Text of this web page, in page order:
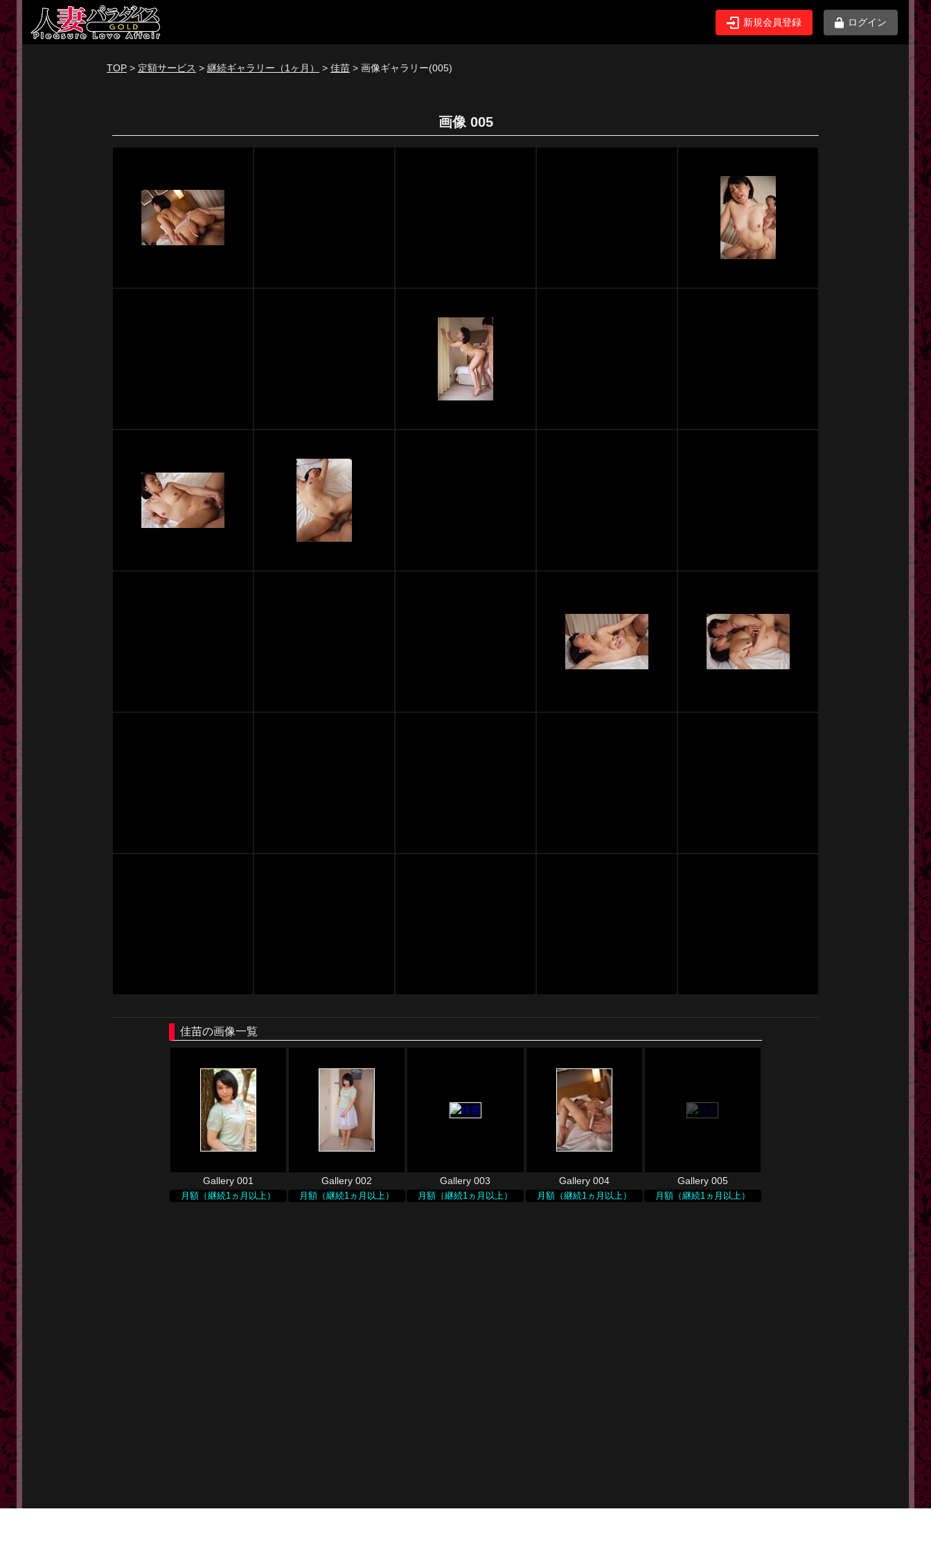
新規会員登録 ログイン
ログイン
トップページ
定額サービス
[定額] 期間限定ギャラリー
[定額] 継続1カ月ギャラリー
[定額] 継続3カ月ギャラリー
[定額] 継続6カ月ギャラリー
定額奥様一覧
単品販売
ヘルプ
お問い合わせ
TOP > 定額サービス > 継続ギャラリー（1ヶ月） > 佳苗 > 画像ギャラリー(005)
画像 005
佳苗の画像一覧
Gallery 001
月額（継続1ヵ月以上）
Gallery 002
月額（継続1ヵ月以上）
Gallery 003
月額（継続1ヵ月以上）
Gallery 004
月額（継続1ヵ月以上）
Gallery 005
月額（継続1ヵ月以上）